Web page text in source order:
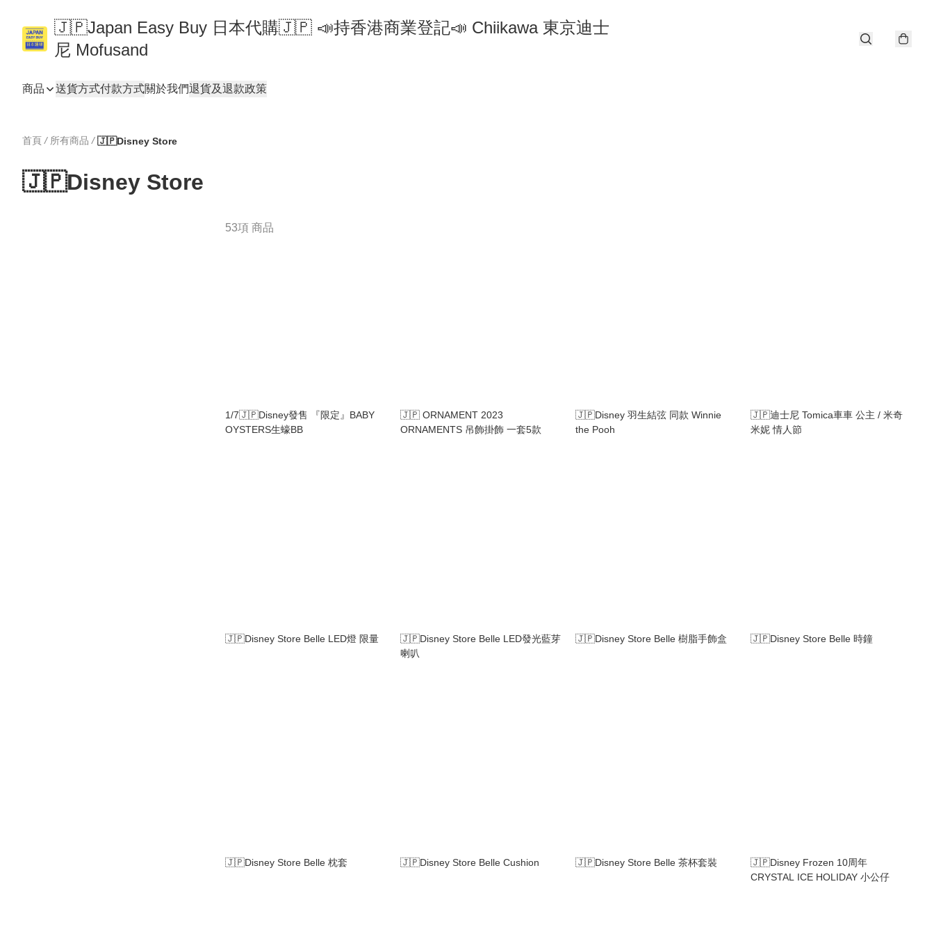
🇯🇵Japan Easy Buy 日本代購🇯🇵 📣持香港商業登記📣 Chiikawa 東京迪士
尼 Mofusand
商品 送貨方式付款方式關於我們退貨及退款政策
首頁 / 所有商品 / 🇯🇵Disney Store
🇯🇵Disney Store
53項 商品
1/7🇯🇵Disney發售 『限定』BABY
OYSTERS生蠔BB
🇯🇵 ORNAMENT 2023
ORNAMENTS 吊飾掛飾 一套5款
🇯🇵Disney 羽生結弦 同款 Winnie
the Pooh
🇯🇵迪士尼 Tomica車車 公主 / 米奇
米妮 情人節
🇯🇵Disney Store Belle LED燈 限量
🇯🇵Disney Store Belle LED發光藍芽
喇叭
🇯🇵Disney Store Belle 樹脂手飾盒 🇯🇵Disney Store Belle 時鐘
🇯🇵Disney Store Belle 枕套 🇯🇵Disney Store Belle Cushion 🇯🇵Disney Store Belle 茶杯套裝
🇯🇵Disney Frozen 10周年
CRYSTAL ICE HOLIDAY 小公仔